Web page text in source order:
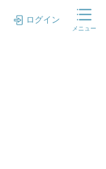
ログイン
メニュー